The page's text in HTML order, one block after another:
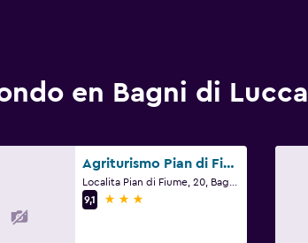
en Bagni di Lucca
Agriturismo Pian di Fiume
9,1
3 estrellas